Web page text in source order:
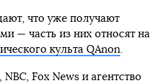
что уже получают
— часть из них относят на
культа QAnon
Fox News и агентство